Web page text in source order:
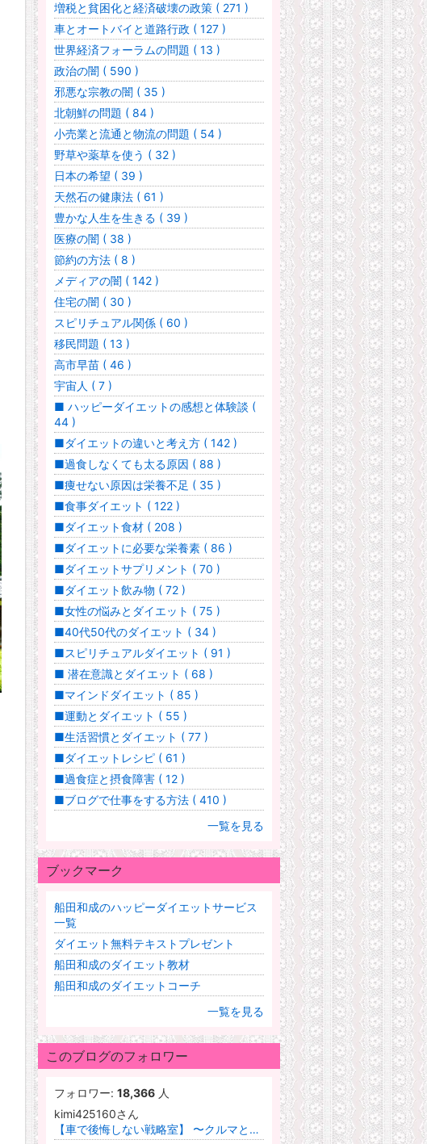
増税と貧困化と経済破壊の政策 ( 271 )
車とオートバイと道路行政 ( 127 )
世界経済フォーラムの問題 ( 13 )
政治の闇 ( 590 )
邪悪な宗教の闇 ( 35 )
北朝鮮の問題 ( 84 )
小売業と流通と物流の問題 ( 54 )
野草や薬草を使う ( 32 )
日本の希望 ( 39 )
天然石の健康法 ( 61 )
豊かな人生を生きる ( 39 )
医療の闇 ( 38 )
節約の方法 ( 8 )
メディアの闇 ( 142 )
住宅の闇 ( 30 )
スピリチュアル関係 ( 60 )
移民問題 ( 13 )
高市早苗 ( 46 )
宇宙人 ( 7 )
■ ハッピーダイエットの感想と体験談 (
44 )
■ダイエットの違いと考え方 ( 142 )
■過食しなくても太る原因 ( 88 )
■痩せない原因は栄養不足 ( 35 )
■食事ダイエット ( 122 )
■ダイエット食材 ( 208 )
■ダイエットに必要な栄養素 ( 86 )
■ダイエットサプリメント ( 70 )
■ダイエット飲み物 ( 72 )
■女性の悩みとダイエット ( 75 )
■40代50代のダイエット ( 34 )
■スピリチュアルダイエット ( 91 )
■ 潜在意識とダイエット ( 68 )
■マインドダイエット ( 85 )
■運動とダイエット ( 55 )
■生活習慣とダイエット ( 77 )
■ダイエットレシピ ( 61 )
■過食症と摂食障害 ( 12 )
■ブログで仕事をする方法 ( 410 )
一覧を見る
ブックマーク
船田和成のハッピーダイエットサービス
一覧
ダイエット無料テキストプレゼント
船田和成のダイエット教材
船田和成のダイエットコーチ
一覧を見る
このブログのフォロワー
フォロワー: 18,366 人
kimi425160さん
【車で後悔しない戦略室】 〜クルマとお金の、冷静で優しい選び方〜